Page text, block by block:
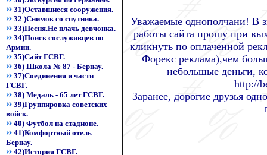
31)Оставшиеся сооружения.
32 )Снимок со спутника.
33)Песня.Не плачь девчонка.
34)Поиск сослуживцев по
Армии.
35)Сайт ГСВГ.
36) Школа № 87 - Бернау.
37)Соединения и части
ГСВГ.
38) Медаль - 65 лет ГСВГ.
39)Группировка советских
войск.
40) Футбол на стадионе.
41)Комфортный отель
Бернау.
42)История ГСВГ.
Уважаемые однополчани! В
работы сайта прошу при
кликнуть по оплаченной
Форекс реклама),чем
небольшые деньги,
http://
Заранее, дорогие друзья